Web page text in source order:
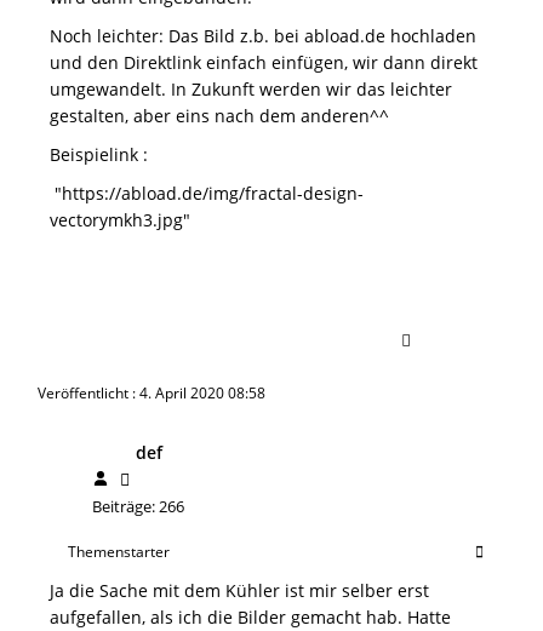
Noch leichter: Das Bild z.b. bei abload.de hochladen
und den Direktlink einfach einfügen, wir dann direkt
umgewandelt. In Zukunft werden wir das leichter
gestalten, aber eins nach dem anderen^^
Beispielink :
"https://abload.de/img/fractal-design-
vectorymkh3.jpg"
Veröffentlicht : 4. April 2020 08:58
def
Beiträge: 266
Themenstarter
Ja die Sache mit dem Kühler ist mir selber erst
aufgefallen, als ich die Bilder gemacht hab. Hatte